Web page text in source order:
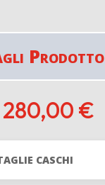
Prodotto
280,00 €
CASCHI